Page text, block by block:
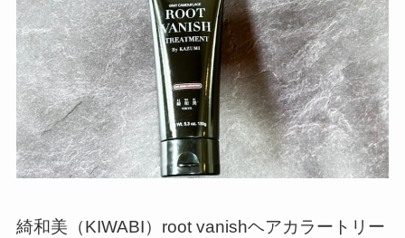
綺和美（KIWABI）root vanishヘアカラートリー